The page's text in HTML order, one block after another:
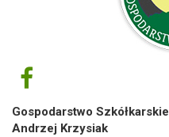
Gospodarstwo Szkółkarskie
Andrzej Krzysiak